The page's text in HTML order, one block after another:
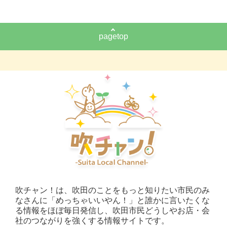
pagetop
吹チャン！は、吹田のことをもっと知りたい市民のみ
なさんに「めっちゃいいやん！」と誰かに言いたくな
る情報をほぼ毎日発信し、吹田市民どうしやお店・会
社のつながりを強くする情報サイトです。